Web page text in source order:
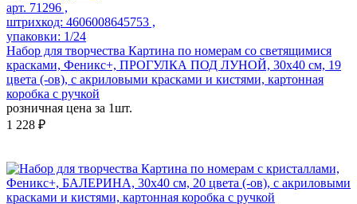
арт. 71296 ,
штрихкод: 4606008645753 ,
упаковки: 1/24
Набор для творчества Картина по номерам со светящимися
красками, Феникс+, ПРОГУЛКА ПОД ЛУНОЙ, 30х40 см, 19
цвета (-ов), с акриловыми красками и кистями, картонная
коробка с ручкой
розничная цена за 1шт.
1 228 ₽